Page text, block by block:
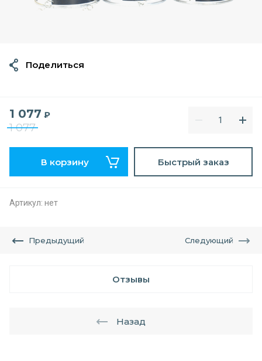
1 077 ₽
1 077
В корзину Быстрый заказ
Артикул: нет
Поделиться
Предыдущий Следующий
Отзывы
Назад